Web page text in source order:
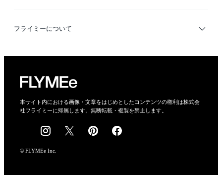
利用規約
フライミーについて
会社概要
採用情報
本サイト内における画像・文章をはじめとしたコンテンツの権利は株式会
社フライミーに帰属します。無断転載・複製を禁止します。
© FLYMEe Inc.